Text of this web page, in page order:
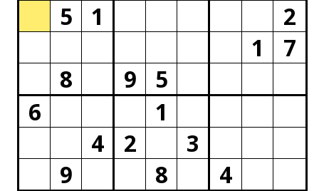
5 1
2
1
7
8
9
5
6
1
4
2
3
9
8
4